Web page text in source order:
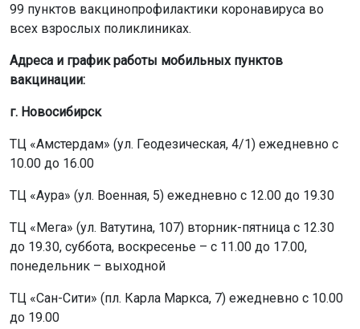
99 пунктов вакцинопрофилактики коронавируса во
всех взрослых поликлиниках.
Адреса и график работы мобильных пунктов
вакцинации:
г. Новосибирск
ТЦ «Амстердам» (ул. Геодезическая, 4/1) ежедневно с
10.00 до 16.00
ТЦ «Аура» (ул. Военная, 5) ежедневно c 12.00 до 19.30
ТЦ «Мега» (ул. Ватутина, 107) вторник-пятница с 12.30
до 19.30, суббота, воскресенье – с 11.00 до 17.00,
понедельник – выходной
ТЦ «Сан-Сити» (пл. Карла Маркса, 7) ежедневно с 10.00
до 19.00